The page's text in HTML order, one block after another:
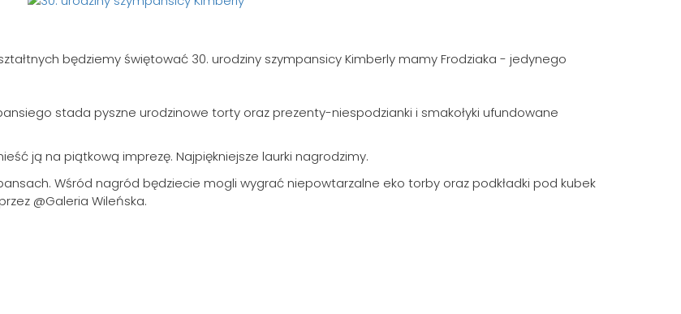
będziemy świętować 30. urodziny szympansicy Kimberly mamy Frodziaka - jedynego
stada pyszne urodzinowe torty oraz prezenty-niespodzianki i smakołyki ufundowane
ją na piątkową imprezę. Najpiękniejsze laurki nagrodzimy.
Wśród nagród będziecie mogli wygrać niepowtarzalne eko torby oraz podkładki pod kubek
@Galeria Wileńska.